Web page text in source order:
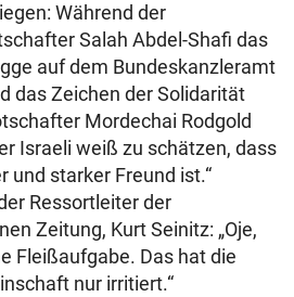
Während der
Salah Abdel-Shafi das
auf dem Bundeskanzleramt
das Zeichen der Solidarität
Mordechai Rodgold
Israeli weiß zu schätzen, dass
und starker Freund ist.“
Ressortleiter der
Zeitung, Kurt Seinitz: „Oje,
Fleißaufgabe. Das hat die
nur irritiert.“